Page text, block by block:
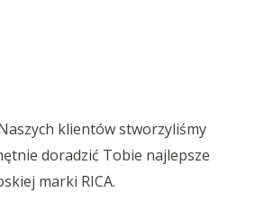
klientów stworzyliśmy
doradzić Tobie najlepsze
marki RICA.